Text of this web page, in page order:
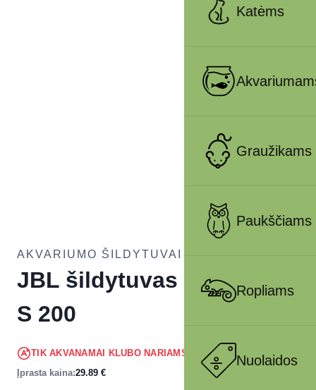
Katėms
Graužikams
Paukščiams
Ropliams
Nuolaidos
AKVARIUMO ŠILDYTUVAI IR AUŠINTUVAI
JBL šildytuvas ProTemp
S 200
TIK AKVANAMAI KLUBO NARIAMS 28.40 €
Įprasta kaina:29.89 €